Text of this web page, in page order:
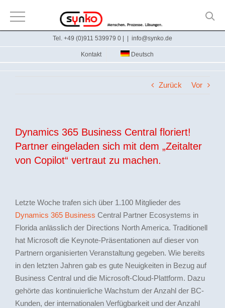
Inhalt
springen
Tel. +49 (0)911 539979 0 | info@synko.de
Kontakt Deutsch
Zurück Vor
Dynamics 365 Business Central floriert!
Partner eingeladen sich mit dem „Zeitalter
von Copilot“ vertraut zu machen.
Letzte Woche trafen sich über 1.100 Mitglieder des
Dynamics 365 Business Central Partner Ecosystems in
Florida anlässlich der Directions North America. Traditionell
hat Microsoft die Keynote-Präsentationen auf dieser von
Partnern organisierten Veranstaltung gegeben. Wie bereits
in den letzten Jahren gab es gute Neuigkeiten in Bezug auf
Business Central und die Microsoft-Cloud-Plattform. Dazu
gehörte das kontinuierliche Wachstum der Anzahl der BC-
Kunden, der internationalen Verfügbarkeit und der Anzahl